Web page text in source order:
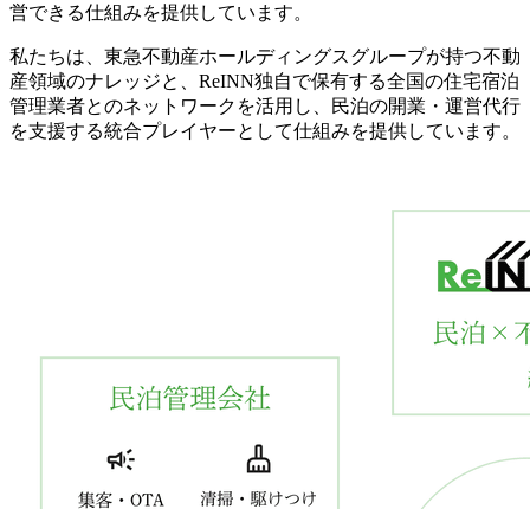
営できる仕組みを提供しています。
私たちは、東急不動産ホールディングスグループが持つ不動
産領域のナレッジと、ReINN独自で保有する全国の住宅宿泊
管理業者とのネットワークを活用し、民泊の開業・運営代行
を支援する統合プレイヤーとして仕組みを提供しています。